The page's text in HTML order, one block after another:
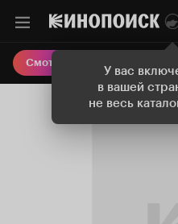
У вас
в вашей
не весь
Смотреть кино